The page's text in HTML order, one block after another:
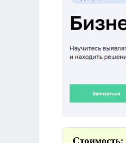
Стоимость: